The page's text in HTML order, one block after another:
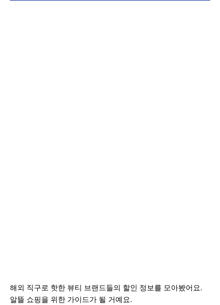
해외 직구로 핫한 뷰티 브랜드들의 할인 정보를 모아봤어요.
알뜰 쇼핑을 위한 가이드가 될 거예요.